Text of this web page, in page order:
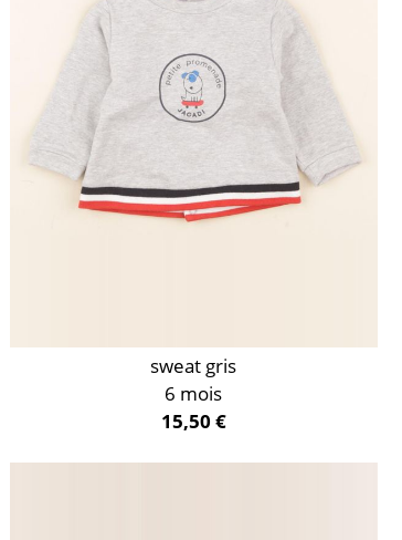
sweat gris
6 mois
15,50 €